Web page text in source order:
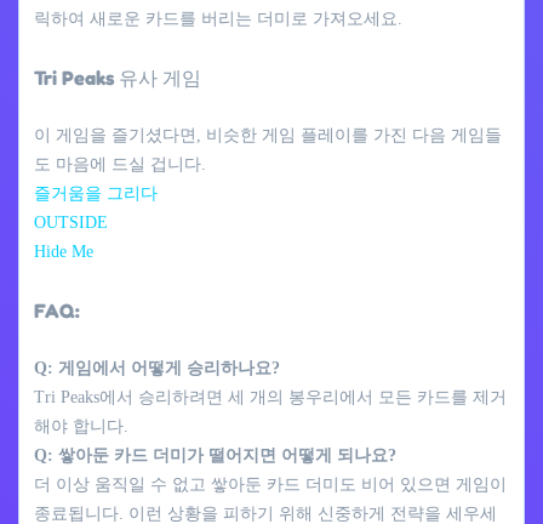
릭하여 새로운 카드를 버리는 더미로 가져오세요.
Tri Peaks 유사 게임
이 게임을 즐기셨다면, 비슷한 게임 플레이를 가진 다음 게임들
도 마음에 드실 겁니다.
즐거움을 그리다
OUTSIDE
Hide Me
FAQ:
Q: 게임에서 어떻게 승리하나요?
Tri Peaks에서 승리하려면 세 개의 봉우리에서 모든 카드를 제거
해야 합니다.
Q: 쌓아둔 카드 더미가 떨어지면 어떻게 되나요?
더 이상 움직일 수 없고 쌓아둔 카드 더미도 비어 있으면 게임이
종료됩니다. 이런 상황을 피하기 위해 신중하게 전략을 세우세